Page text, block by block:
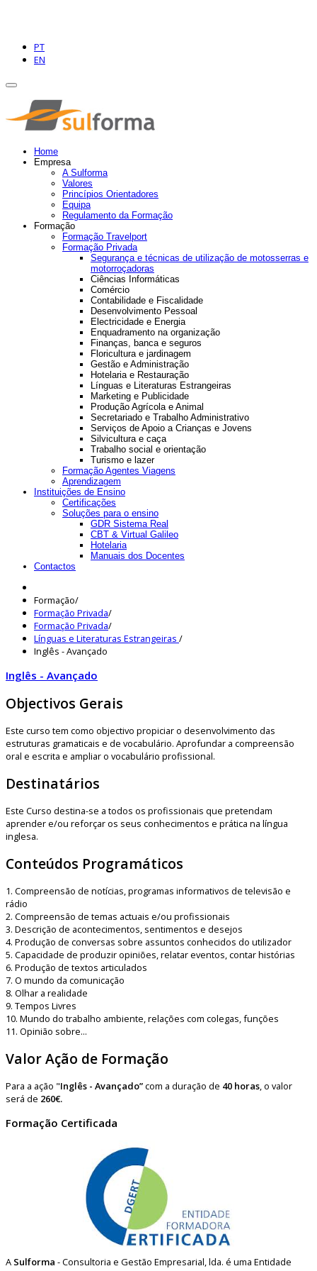
PT
EN
Home
Empresa
A Sulforma
Valores
Princípios Orientadores
Equipa
Regulamento da Formação
Formação
Formação Travelport
Formação Privada
Segurança e técnicas de utilização de motosserras e
motorroçadoras
Ciências Informáticas
Comércio
Contabilidade e Fiscalidade
Desenvolvimento Pessoal
Electricidade e Energia
Enquadramento na organização
Finanças, banca e seguros
Floricultura e jardinagem
Gestão e Administração
Hotelaria e Restauração
Línguas e Literaturas Estrangeiras
Marketing e Publicidade
Produção Agrícola e Animal
Secretariado e Trabalho Administrativo
Serviços de Apoio a Crianças e Jovens
Silvicultura e caça
Trabalho social e orientação
Turismo e lazer
Formação Agentes Viagens
Aprendizagem
Instituições de Ensino
Certificações
Soluções para o ensino
GDR Sistema Real
CBT & Virtual Galileo
Hotelaria
Manuais dos Docentes
Contactos
Formação/
Formação Privada/
Formação Privada/
Línguas e Literaturas Estrangeiras /
Inglês - Avançado
Inglês - Avançado
Objectivos Gerais
Este curso tem como objectivo propiciar o desenvolvimento das
estruturas gramaticais e de vocabulário. Aprofundar a compreensão
oral e escrita e ampliar o vocabulário profissional.
Destinatários
Este Curso destina-se a todos os profissionais que pretendam
aprender e/ou reforçar os seus conhecimentos e prática na língua
inglesa.
Conteúdos Programáticos
1. Compreensão de notícias, programas informativos de televisão e
rádio
2. Compreensão de temas actuais e/ou profissionais
3. Descrição de acontecimentos, sentimentos e desejos
4. Produção de conversas sobre assuntos conhecidos do utilizador
5. Capacidade de produzir opiniões, relatar eventos, contar histórias
6. Produção de textos articulados
7. O mundo da comunicação
8. Olhar a realidade
9. Tempos Livres
10. Mundo do trabalho ambiente, relações com colegas, funções
11. Opinião sobre...
Valor Ação de Formação
Para a ação "Inglês - Avançado”com a duração de 40 horas , o valor
será de 260€.
Formação Certificada
A Sulforma - Consultoria e Gestão Empresarial, lda. é uma Entidade